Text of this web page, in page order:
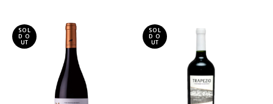
SOL
D O
UT
SOL
D O
UT